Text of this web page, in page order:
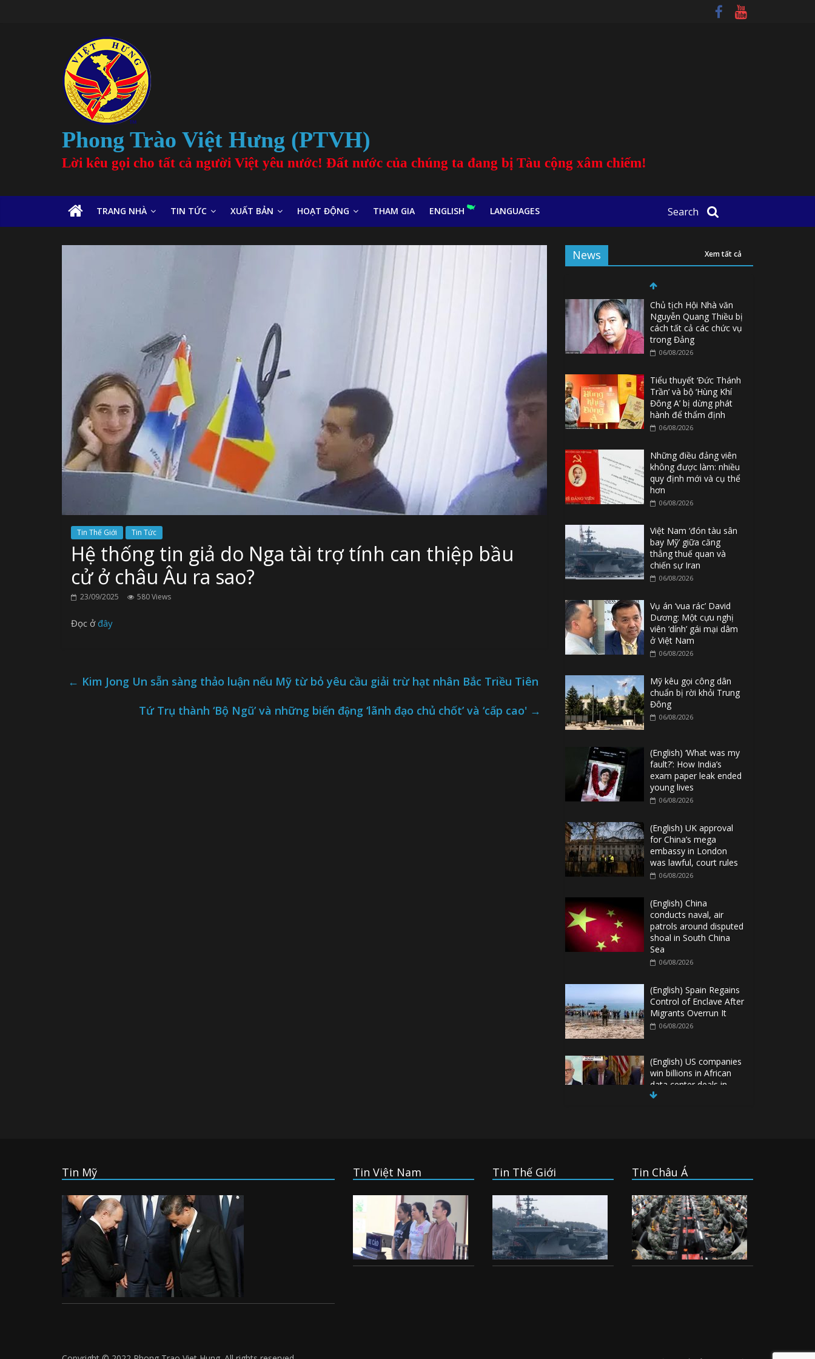
Phong Trào Việt Hưng (PTVH)
Lời kêu gọi cho tất cả người Việt yêu nước! Đất nước của chúng ta đang bị Tàu cộng xâm chiếm!
TRANG NHÀ TIN TỨC XUẤT BẢN HOẠT ĐỘNG THAM GIA ENGLISH LANGUAGES Search
Tin Thế Giới Tin Tức
Hệ thống tin giả do Nga tài trợ tính can thiệp bầu
cử ở châu Âu ra sao?
23/09/2025 580 Views
Đọc ởđây
← Kim Jong Un sẵn sàng thảo luận nếu Mỹ từ bỏ yêu cầu giải trừ hạt nhân Bắc Triều Tiên
Tứ Trụ thành ‘Bộ Ngũ’ và những biến động ‘lãnh đạo chủ chốt’ và ‘cấp cao' →
News Xem tất cả
Chủ tịch Hội Nhà văn
Nguyễn Quang Thiều bị
cách tất cả các chức vụ
trong Đảng
06/08/2026
Tiểu thuyết ‘Đức Thánh
Trần’ và bộ ‘Hùng Khí
Đông A’ bị dừng phát
hành để thẩm định
06/08/2026
Những điều đảng viên
không được làm: nhiều
quy định mới và cụ thể
hơn
06/08/2026
Việt Nam ‘đón tàu sân
bay Mỹ’ giữa căng
thẳng thuế quan và
chiến sự Iran
06/08/2026
Vụ án ‘vua rác’ David
Dương: Một cựu nghị
viên ‘dính’ gái mại dâm
ở Việt Nam
06/08/2026
Mỹ kêu gọi công dân
chuẩn bị rời khỏi Trung
Đông
06/08/2026
(English) ‘What was my
fault?’: How India’s
exam paper leak ended
young lives
06/08/2026
(English) UK approval
for China’s mega
embassy in London
was lawful, court rules
06/08/2026
(English) China
conducts naval, air
patrols around disputed
shoal in South China
Sea
06/08/2026
(English) Spain Regains
Control of Enclave After
Migrants Overrun It
06/08/2026
(English) US companies
win billions in African
data center deals in
direct competition with
form ‘axis of
aggressors’ that could
overwhelm US, book
warns
VinFast mất 400 triệu
USD ưu đãi cho dự án
nhà máy xe điện tại Mỹ
Tin Mỹ Tin Việt Nam Tin Thế Giới Tin Châu Á